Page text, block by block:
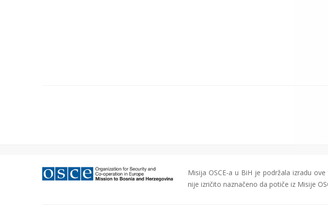
Misija OSCE-a u BiH je podržala izradu
nije izričito naznačeno da potiče iz Misije